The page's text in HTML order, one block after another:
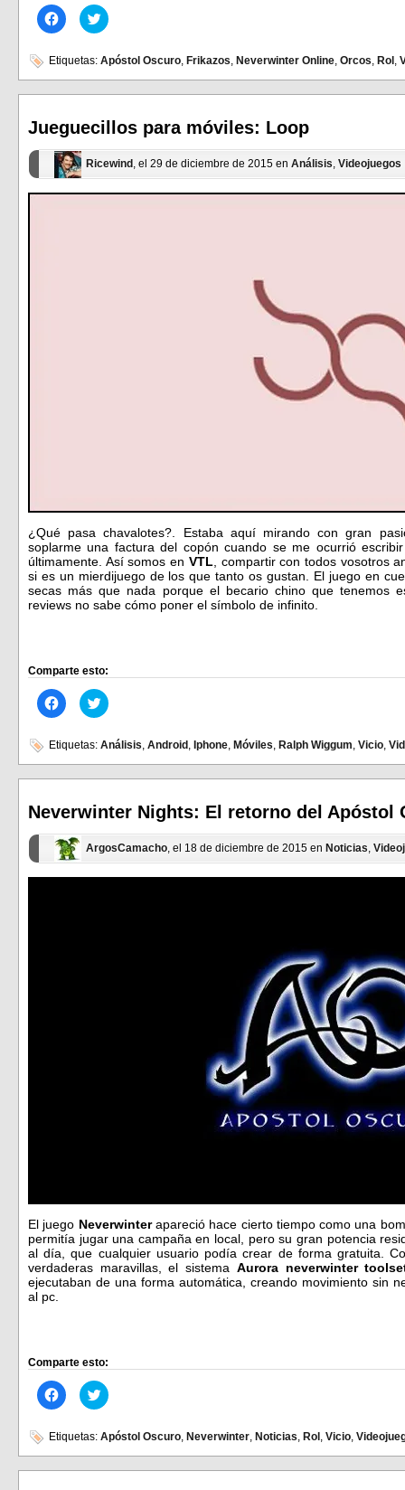
Haz
clic
en
Facebook
(Se
abre
ventana
nueva)
Haz
clic
en
Twitter
(Se
abre
ventana
nueva)
Etiquetas: Apóstol Oscuro Frikazos Neverwinter Online Orcos Rol
Jueguecillos para móviles: Loop
Ricewind , el 29 de diciembre de 2015 en Análisis, Videojuegos
¿Qué pasa chavalotes?. Estaba aquí mirando con gran
soplarme una factura del copón cuando se me ocurrió
últimamente. Así somos en VTL , compartir con todos vosotros
si es un mierdijuego de los que tanto os gustan. El juego en
secas más que nada porque el becario chino que tenemos
reviews no sabe cómo poner el símbolo de infinito.
Comparte esto:
Haz
clic
en
Facebook
(Se
abre
ventana
nueva)
Haz
clic
en
(Se
abre
ventana
nueva)
Etiquetas: Análisis, Android , Iphone, Móviles, Ralph Wiggum, Vicio,
Neverwinter Nights: El retorno del Apóstol
ArgosCamacho, el 18 de diciembre de 2015 en Noticias,
El juego Neverwinterapareció hace cierto tiempo como una
permitía jugar una campaña en local, pero su gran potencia
al día, que cualquier usuario podía crear de forma gratuita.
verdaderas maravillas, el sistema Aurora neverwinter
ejecutaban de una forma automática, creando movimiento sin
al pc.
Comparte esto:
Haz
clic
en
Facebook
(Se
abre
Haz
clic
en
Twitter
(Se
abre
Etiquetas: Apóstol Oscuro, Neverwinter, Noticias, Rol , Vicio,